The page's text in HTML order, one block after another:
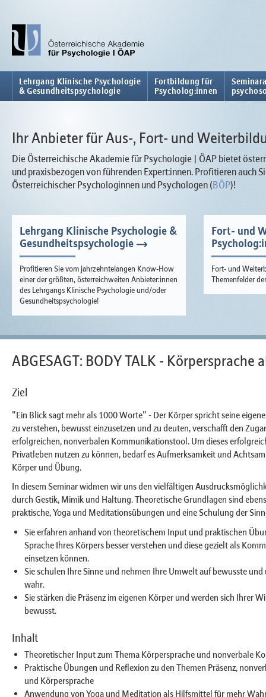
Lehrgang Klinische Psychologie
& Gesundheitspsychologie
Fortbildung für
Psycholog:innen
Ihr Anbieter für Aus-, Fort- und
Die Österreichische Akademie für Psychologie | ÖAP bietet
und praxisbezogen von führenden Expert:innen. Profitieren auch
Österreichischer Psychologinnen und Psychologen (BÖP)!
Lehrgang Klinische Psychologie &
Gesundheitspsychologie
Profitieren Sie vom jahrzehntelangen Know-How
einer der größten, österreichweiten Anbieter:innen
des Lehrgangs Klinische Psychologie und/oder
Gesundheitspsychologie!
Fort- und
Fort- und
Themenfelder
ABGESAGT: BODY TALK -
Ziel
"Ein Blick sagt mehr als 1000 Worte" - Der Körper spricht seine
zu verstehen, bewusst einzusetzen und zu deuten, verschafft den
erfolgreichen, nonverbalen Kommunikationstool. Um dieses
Privatleben nutzen zu können, bedarf es Aufmerksamkeit und
Körper und Übung.
In diesem Seminar widmen wir uns den vielfältigen
durch Gestik, Mimik und Haltung. Theoretische Grundlagen sind
praktische, Yoga und Meditationsübungen und eine Schulung der
Sie erfahren anhand von theoretischem Input und praktischen
Sprache Ihres Körpers besser verstehen und diese gezielt als
einsetzen können.
Sie schulen Ihre Sinne und nehmen Ihre Umwelt auf bewusste
wahr.
Sie stärken die Präsenz im eigenen Körper und werden sich Ihrer
bewusst.
Inhalt
Theoretischer Input zum Thema Körpersprache und nonverbale
Praktische Übungen und Reflexion zu den Themen Präsenz,
und Körpersprache
Anwendung von Yoga und Meditation als Hilfsmittel für mehr